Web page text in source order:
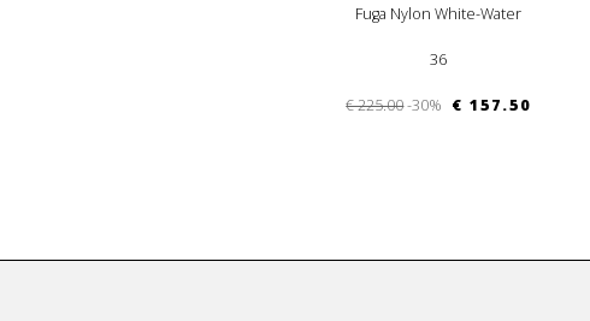
Fuga Nylon White-Water
36
€ 225.00-30% € 157.50